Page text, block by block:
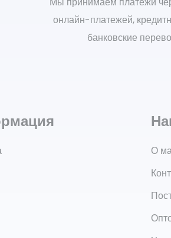
онлайн-платежей,
банковские
О